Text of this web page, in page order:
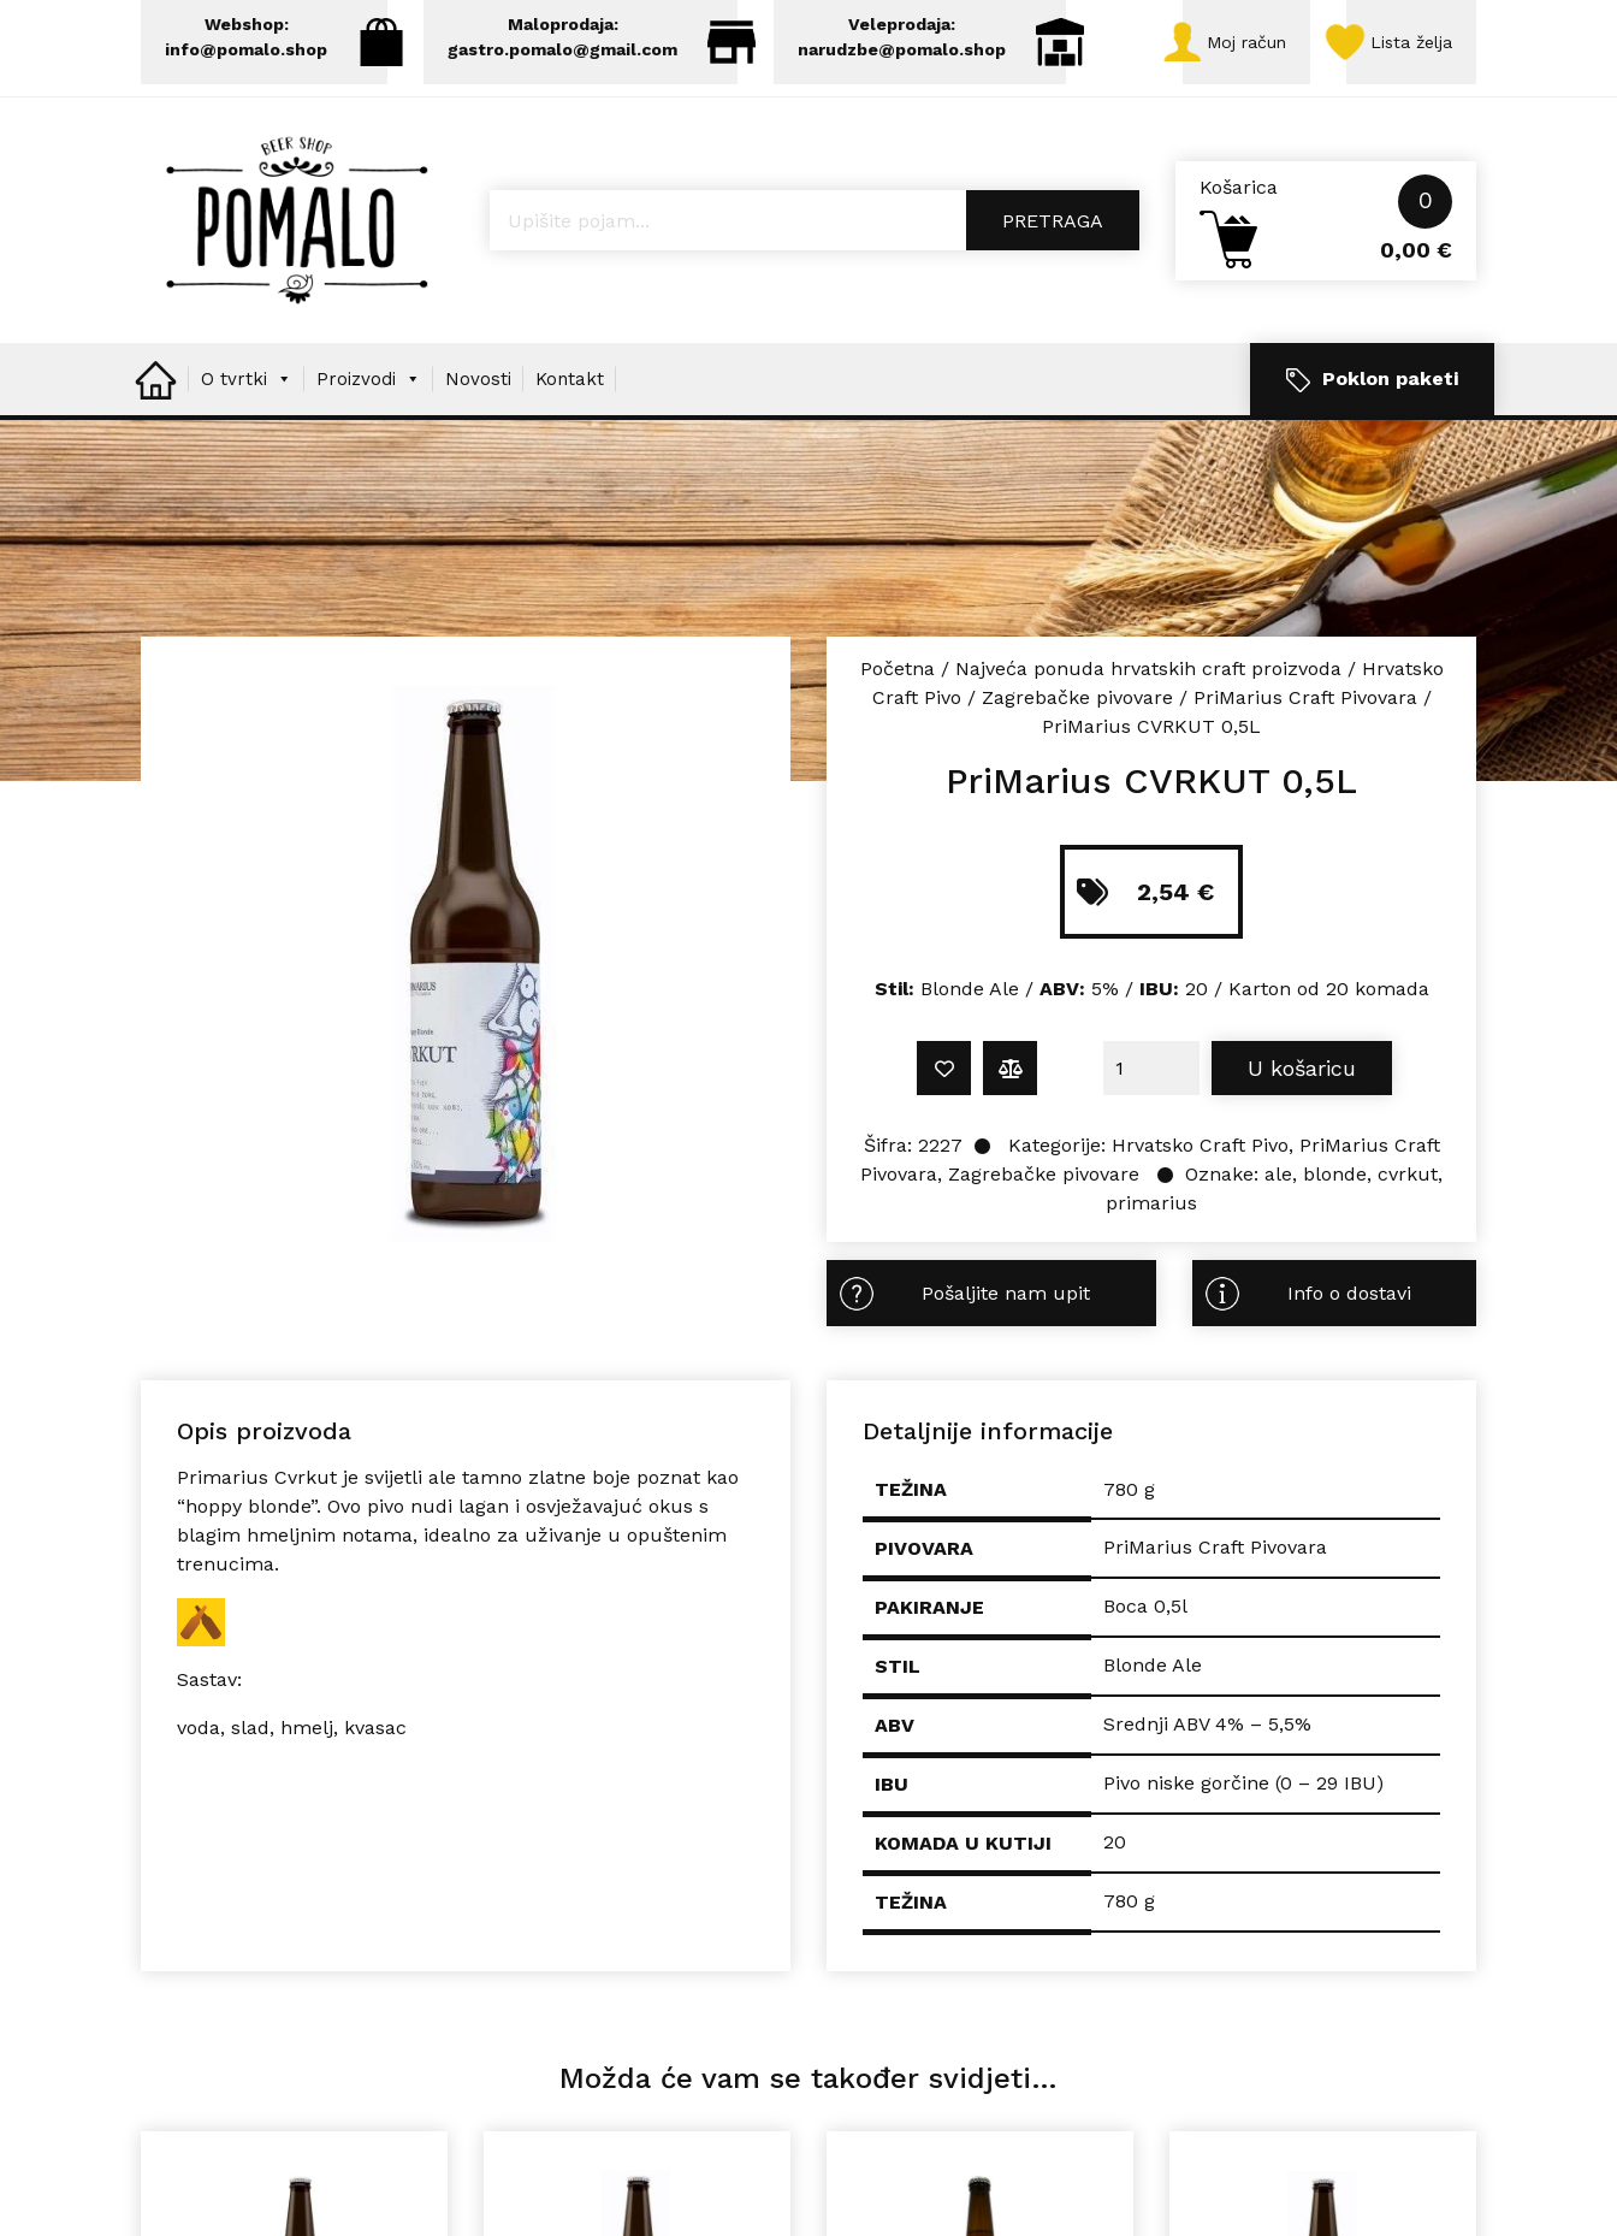
Webshop:
info@pomalo.shop
Maloprodaja:
gastro.pomalo@gmail.com
Veleprodaja:
narudzbe@pomalo.shop
Moj račun Lista želja
PRETRAGA
Košarica 0
0,00 €
O tvrtki Proizvodi Novosti Kontakt Poklon paketi
Početna/ Najveća ponuda hrvatskih craft proizvoda/ Hrvatsko
Craft Pivo / Zagrebačke pivovare / PriMarius Craft Pivovara/
PriMarius CVRKUT 0,5L
PriMarius CVRKUT 0,5L
2,54 €
Stil: Blonde Ale /ABV: 5% /IBU: 20 / Karton od 20 komada
PriMarius CVRKUT 0,5L količina
U košaricu
Šifra: 2227 Kategorije: Hrvatsko Craft Pivo, PriMarius Craft
Pivovara, Zagrebačke pivovare Oznake: ale, blonde, cvrkut,
primarius
Pošaljite nam upit Info o dostavi
Opis proizvoda
Primarius Cvrkut je svijetli ale tamno zlatne boje poznat kao
“hoppy blonde”. Ovo pivo nudi lagan i osvježavajuć okus s
blagim hmeljnim notama, idealno za uživanje u opuštenim
trenucima.
Sastav:
voda, slad, hmelj, kvasac
Detaljnije informacije
TEŽINA 780 g
PIVOVARA PriMarius Craft Pivovara
PAKIRANJE Boca 0,5l
STIL Blonde Ale
ABV Srednji ABV 4% – 5,5%
IBU Pivo niske gorčine (0 – 29 IBU)
KOMADA U KUTIJI 20
TEŽINA 780 g
Možda će vam se također svidjeti…